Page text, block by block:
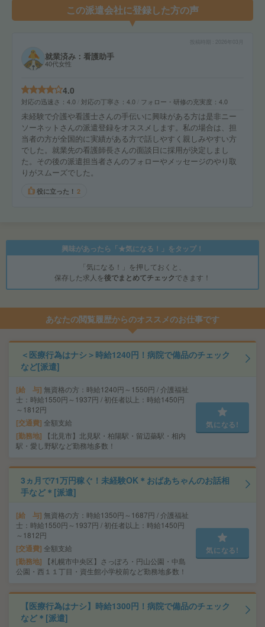
この派遣会社に登録した方の声
就業済み：看護助手
40代女性
4.0
対応の迅速さ 4.0 対応の丁寧さ 4.0 フォロー・研修の充実度 4.0
未経験で介護や看護士さんの手伝いに興味がある方は是非ニー
ソーネットさんの派遣登録をオススメします。私の場合は、担
当者の方が全国的に実績がある方で話しやすく親しみやすい方
でした。就業先の看護師長さんの面談日に採用が決定しまし
た。その後の派遣担当者さんのフォローやメッセージのやり取
りがスムーズでした。
役に立った！ 2
興味があったら「★気になる！」をタップ！
「気になる！」を押しておくと、
保存した求人を後でまとめてチェックできます！
あなたの閲覧履歴からのオススメのお仕事です
＜医療行為はナシ＞時給1240円！病院で備品のチェック
など[派遣]
給 与 無資格の方：時給1240円～1550円 / 介護福祉
士：時給1550円～1937円 / 初任者以上：時給1450円
～1812円
交通費 全額支給
勤務地
【北見市】北見駅・柏陽駅・留辺蘂駅・相内
駅・愛し野駅など勤務地多数！
気になる!
3ヵ月で71万円稼ぐ！未経験OK＊おばあちゃんのお話相
手など＊[派遣]
給 与 無資格の方：時給1350円～1687円 / 介護福祉
士：時給1550円～1937円 / 初任者以上：時給1450円
～1812円
交通費 全額支給
勤務地
【札幌市中央区】さっぽろ・円山公園・中島
公園・西１１丁目・資生館小学校前など勤務地多数！
気になる!
【医療行為はナシ】時給1300円！病院で備品のチェック
など＊[派遣]